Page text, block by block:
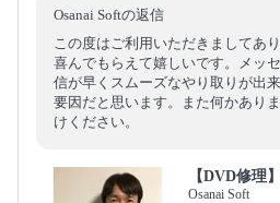
Osanai Softの返信
この度はご利用いただきましてあ
喜んでもらえて嬉しいです。メッ
信が早くスムーズなやり取りが出
要因だと思います。また何かあり
けください。
【DVD修理
Osanai Soft